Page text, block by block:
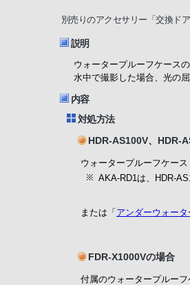
別売りのアクセサリー「交換ド
説明
ウォータープルーフケース
水中で撮影した場合、光の
内容
対処方法
HDR-AS100V、HDR-
ウォータープルーフケー
AKA-RD1は、HDR-
または「アンダーウォー
FDR-X1000Vの場合
付属のウォータープルー